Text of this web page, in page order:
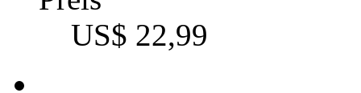
US$ 22,99